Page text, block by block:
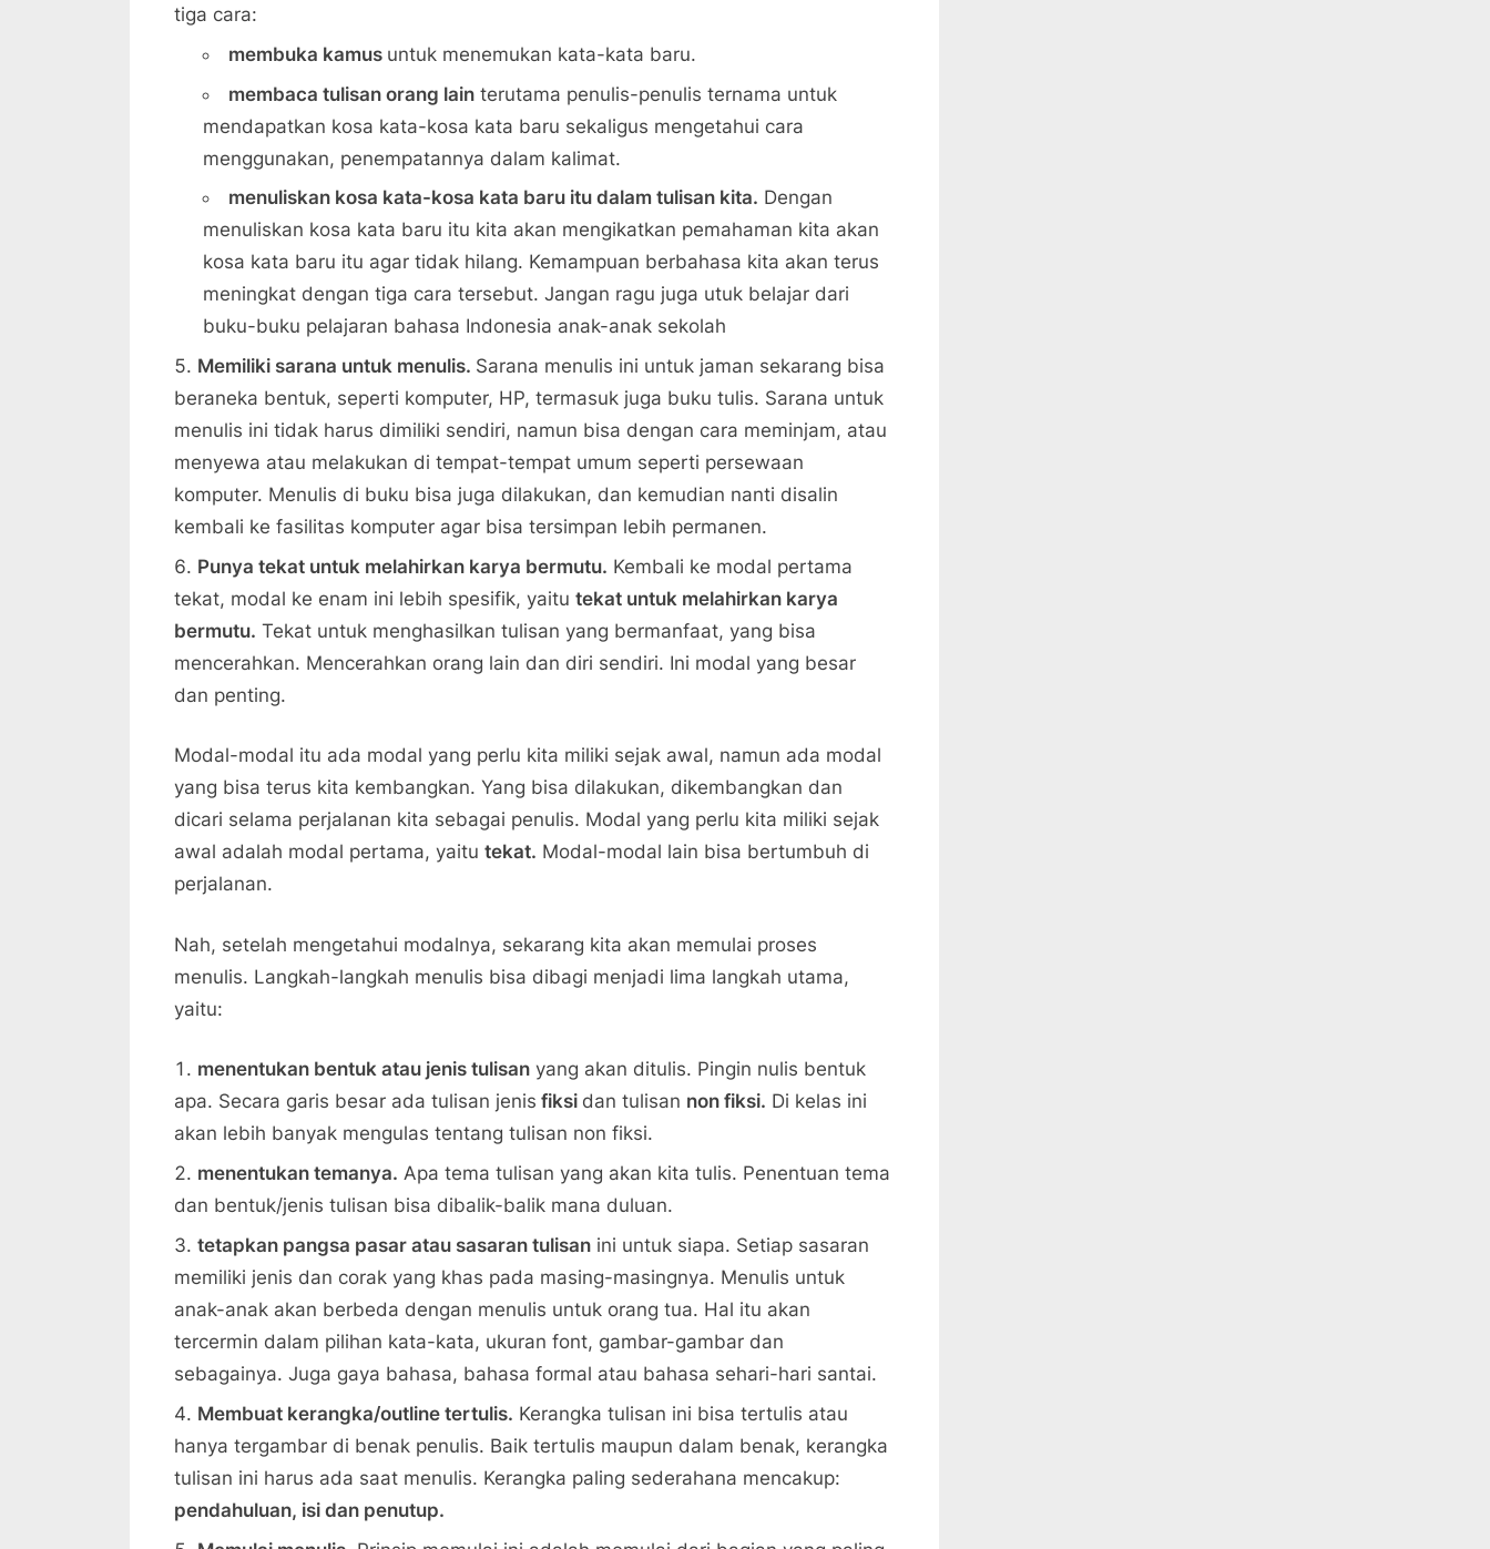
tiga cara:
membuka kamus untuk menemukan kata-kata baru.
membaca tulisan orang lainterutama penulis-penulis ternama untuk
mendapatkan kosa kata-kosa kata baru sekaligus mengetahui cara
menggunakan, penempatannya dalam kalimat.
menuliskan kosa kata-kosa kata baru itu dalam tulisan kita. Dengan
menuliskan kosa kata baru itu kita akan mengikatkan pemahaman kita akan
kosa kata baru itu agar tidak hilang. Kemampuan berbahasa kita akan terus
meningkat dengan tiga cara tersebut. Jangan ragu juga utuk belajar dari
buku-buku pelajaran bahasa Indonesia anak-anak sekolah
Memiliki sarana untuk menulis. Sarana menulis ini untuk jaman sekarang bisa
beraneka bentuk, seperti komputer, HP, termasuk juga buku tulis. Sarana untuk
menulis ini tidak harus dimiliki sendiri, namun bisa dengan cara meminjam, atau
menyewa atau melakukan di tempat-tempat umum seperti persewaan
komputer. Menulis di buku bisa juga dilakukan, dan kemudian nanti disalin
kembali ke fasilitas komputer agar bisa tersimpan lebih permanen.
Punya tekat untuk melahirkan karya bermutu. Kembali ke modal pertama
tekat, modal ke enam ini lebih spesifik, yaitu tekat untuk melahirkan karya
bermutu. Tekat untuk menghasilkan tulisan yang bermanfaat, yang bisa
mencerahkan. Mencerahkan orang lain dan diri sendiri. Ini modal yang besar
dan penting.
Modal-modal itu ada modal yang perlu kita miliki sejak awal, namun ada modal
yang bisa terus kita kembangkan. Yang bisa dilakukan, dikembangkan dan
dicari selama perjalanan kita sebagai penulis. Modal yang perlu kita miliki sejak
awal adalah modal pertama, yaitu tekat. Modal-modal lain bisa bertumbuh di
perjalanan.
Nah, setelah mengetahui modalnya, sekarang kita akan memulai proses
menulis. Langkah-langkah menulis bisa dibagi menjadi lima langkah utama,
yaitu:
menentukan bentuk atau jenis tulisan yang akan ditulis. Pingin nulis bentuk
apa. Secara garis besar ada tulisan jenis fiksi dan tulisan non fiksi. Di kelas ini
akan lebih banyak mengulas tentang tulisan non fiksi.
menentukan temanya. Apa tema tulisan yang akan kita tulis. Penentuan tema
dan bentuk/jenis tulisan bisa dibalik-balik mana duluan.
tetapkan pangsa pasar atau sasaran tulisan ini untuk siapa. Setiap sasaran
memiliki jenis dan corak yang khas pada masing-masingnya. Menulis untuk
anak-anak akan berbeda dengan menulis untuk orang tua. Hal itu akan
tercermin dalam pilihan kata-kata, ukuran font, gambar-gambar dan
sebagainya. Juga gaya bahasa, bahasa formal atau bahasa sehari-hari santai.
Membuat kerangka/outline tertulis. Kerangka tulisan ini bisa tertulis atau
hanya tergambar di benak penulis. Baik tertulis maupun dalam benak, kerangka
tulisan ini harus ada saat menulis. Kerangka paling sederahana mencakup:
pendahuluan, isi dan penutup.